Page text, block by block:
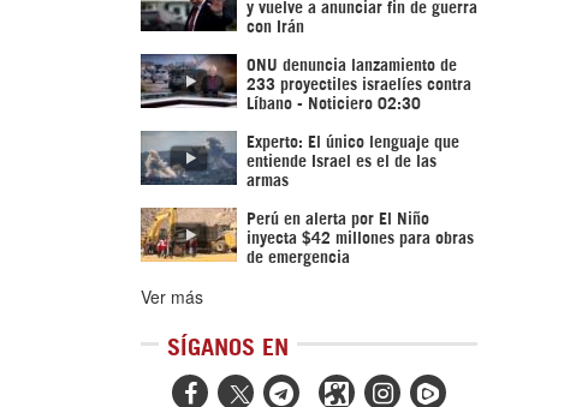
y vuelve a anunciar fin de guerra
con Irán
ONU denuncia lanzamiento de
233 proyectiles israelíes contra
Líbano - Noticiero 02:30
Experto: El único lenguaje que
entiende Israel es el de las
armas
Perú en alerta por El Niño
inyecta $42 millones para obras
de emergencia
Ver más
SÍGANOS EN
  